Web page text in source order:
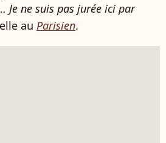
Je ne suis pas jurée ici par
au Parisien.